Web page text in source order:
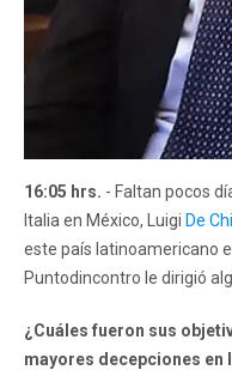
16:05 hrs. - Faltan pocos
Italia en México, Luigi De
este país latinoamericano
Puntodincontro le dirigió
¿Cuáles fueron sus
mayores decepciones en